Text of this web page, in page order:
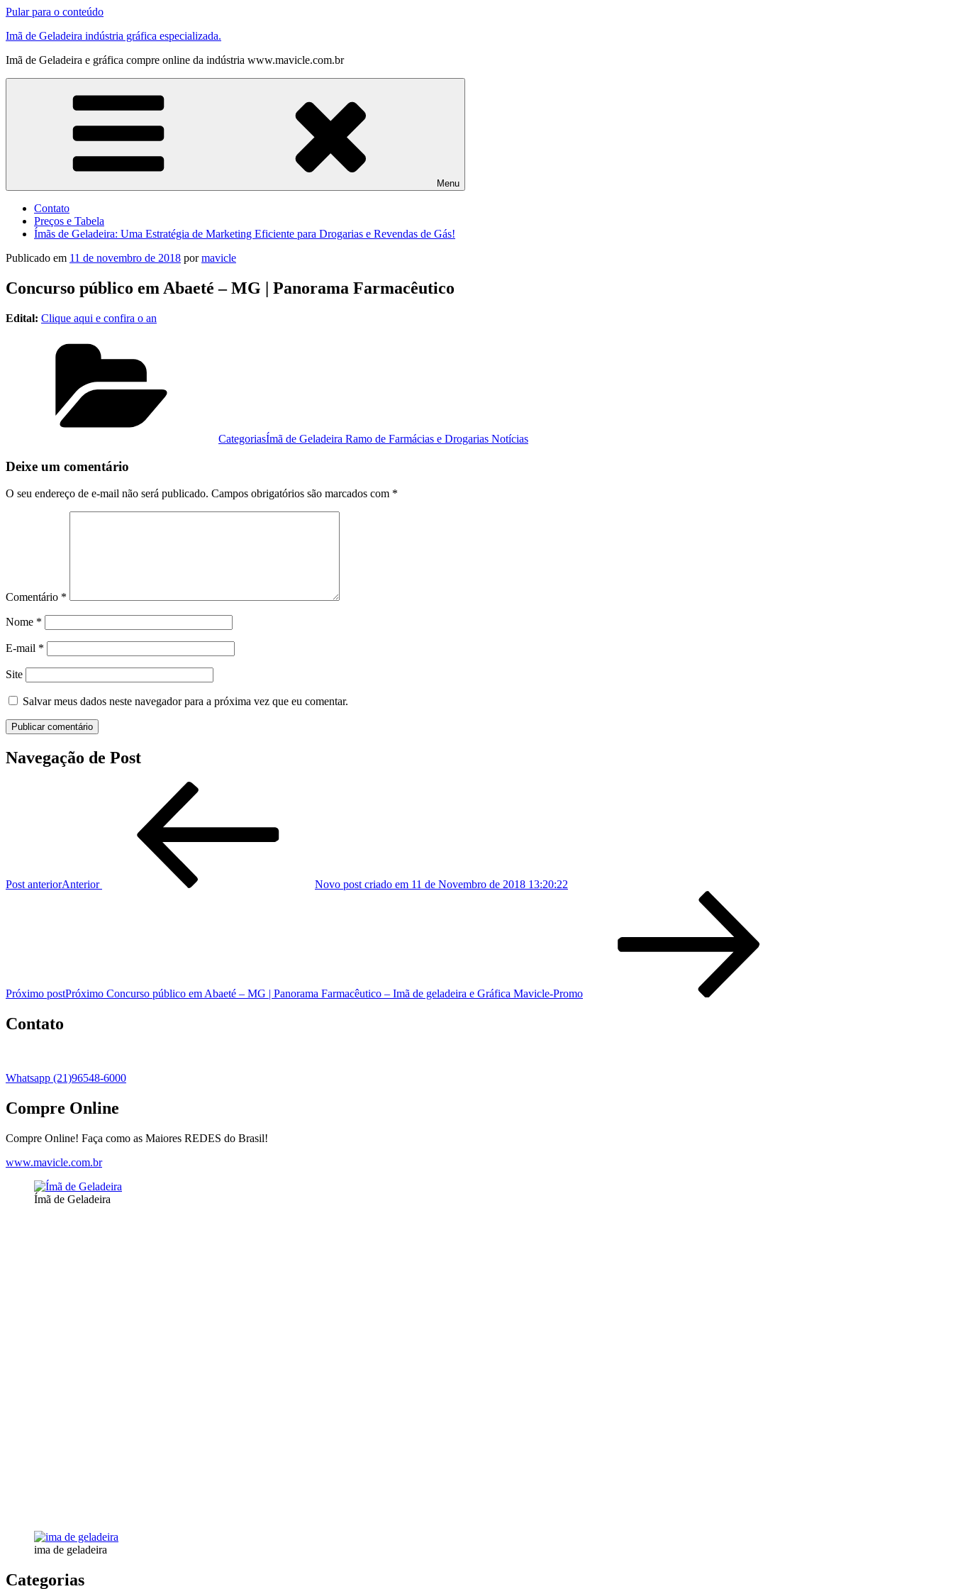
Pular para o conteúdo
Imã de Geladeira indústria gráfica especializada.
Imã de Geladeira e gráfica compre online da indústria www.mavicle.com.br
Menu
Contato
Preços e Tabela
Ímãs de Geladeira: Uma Estratégia de Marketing Eficiente para Drogarias e Revendas de Gás!
Publicado em 11 de novembro de 2018 pormavicle
Concurso público em Abaeté – MG | Panorama Farmacêutico
Edital: Clique aqui e confira o an
CategoriasÍmã de Geladeira Ramo de Farmácias e Drogarias Notícias
Deixe um comentário
O seu endereço de e-mail não será publicado. Campos obrigatórios são marcados com *
Comentário *
Nome *
E-mail *
Site
Salvar meus dados neste navegador para a próxima vez que eu comentar.
Navegação de Post
Post anteriorAnterior Novo post criado em 11 de Novembro de 2018 13:20:22
Próximo postPróximo Concurso público em Abaeté – MG | Panorama Farmacêutico – Imã de geladeira e Gráfica Mavicle-Promo
Contato
Whatsapp (21)96548-6000
Compre Online
Compre Online! Faça como as Maiores REDES do Brasil!
www.mavicle.com.br
Ímã de Geladeira
ima de geladeira
Categorias